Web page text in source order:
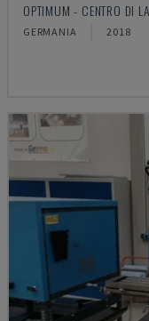
OPTIMUM - CENTRO DI
GERMANIA 2018